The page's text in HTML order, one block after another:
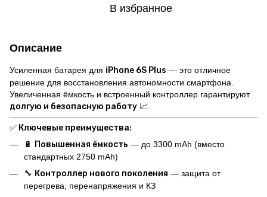
В избранное
Описание
Усиленная батарея для iPhone 6S Plus — это отличное
решение для восстановления автономности смартфона.
Увеличенная ёмкость и встроенный контроллер гарантируют
долгую и безопасную работу 📈.
✅ Ключевые преимущества:
🔋 Повышенная ёмкость — до 3300 mAh (вместо
стандартных 2750 mAh)
🔧 Контроллер нового поколения — защита от
перегрева, перенапряжения и КЗ